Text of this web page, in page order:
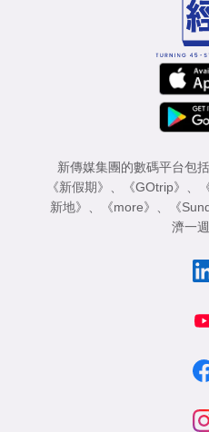
新傳媒集團的數碼平台包
《新假期》
《GOtrip》
新地》
《more》 《
濟一週